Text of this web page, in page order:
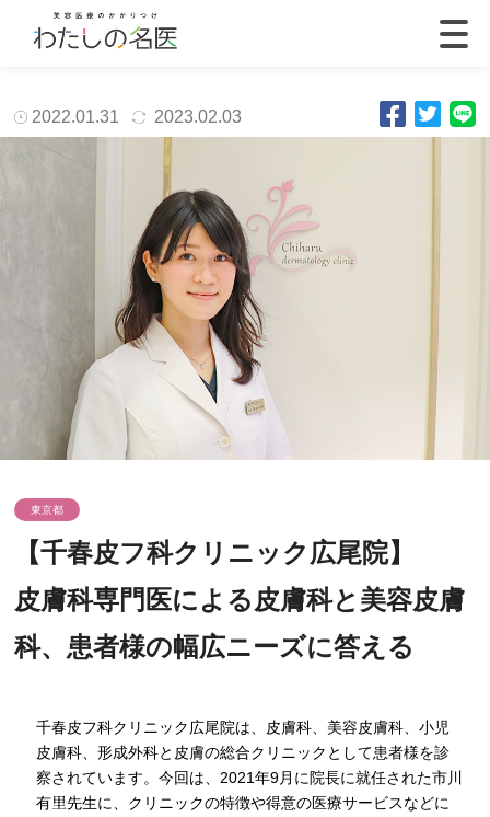
2022.01.31 2023.02.03
東京都
【千春皮フ科クリニック広尾院】
皮膚科専門医による皮膚科と美容皮膚
科、患者様の幅広ニーズに答える
千春皮フ科クリニック広尾院は、皮膚科、美容皮膚科、小児
皮膚科、形成外科と皮膚の総合クリニックとして患者様を診
察されています。今回は、2021年9月に院長に就任された市川
有里先生に、クリニックの特徴や得意の医療サービスなどに